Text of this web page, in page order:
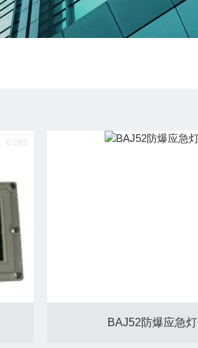
BAJ52防爆应急灯